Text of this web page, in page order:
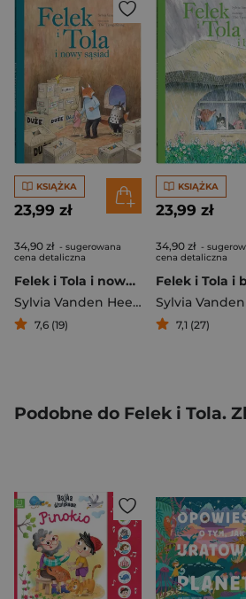
KSIĄŻKA
23,99 zł
34,90 zł - sugerowana
cena detaliczna
Felek i Tola i nowy sąsiad
Sylvia Vanden Heede
7,6 (19)
KSIĄŻKA
23,99 zł
34,90 zł -
cena detaliczna
Felek i Tola i
7,1 (27)
Podobne do Felek i Tola.